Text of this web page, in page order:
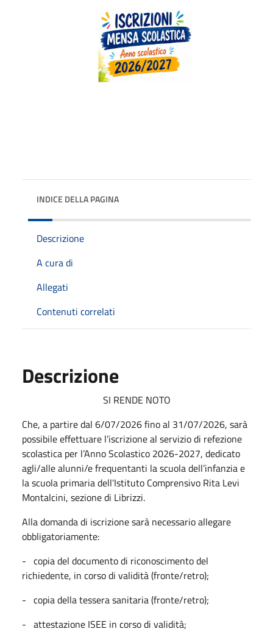
INDICE DELLA PAGINA
Descrizione
A cura di
Allegati
Contenuti correlati
Descrizione
SI RENDE NOTO
Che, a partire dal 6/07/2026 fino al 31/07/2026, sarà
possibile effettuare l’iscrizione al servizio di refezione
scolastica per l’Anno Scolastico 2026-2027, dedicato
agli/alle alunni/e frequentanti la scuola dell’infanzia e
la scuola primaria dell’Istituto Comprensivo Rita Levi
Montalcini, sezione di Librizzi.
Alla domanda di iscrizione sarà necessario allegare
obbligatoriamente:
- copia del documento di riconoscimento del
richiedente, in corso di validità (fronte/retro);
- copia della tessera sanitaria (fronte/retro);
- attestazione ISEE in corso di validità;